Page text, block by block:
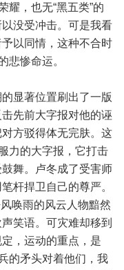
耀，也无“黑五类”的
没受冲击。可是我看
以同情，这种不合时
悲惨命运。
显著位置刷出了一版
先前大字报对他的诬
方驳得体无完肤。这
力的大字报，它打击
舞。卢冬成了受害师
杆捍卫自己的尊严。
风唤雨的风云人物黯然
笑语。可灾难却移到
，运动的重点，是
的矛头对着他们，我